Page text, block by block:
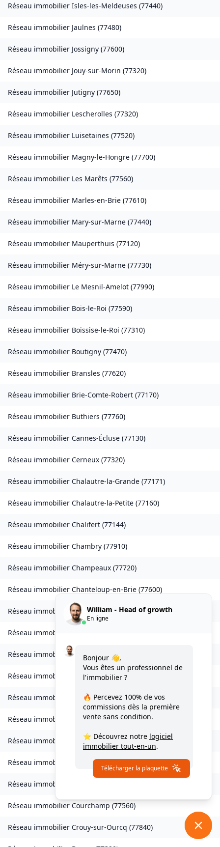
Réseau immobilier Isles-les-Meldeuses (77440)
Réseau immobilier Jaulnes (77480)
Réseau immobilier Jossigny (77600)
Réseau immobilier Jouy-sur-Morin (77320)
Réseau immobilier Jutigny (77650)
Réseau immobilier Lescherolles (77320)
Réseau immobilier Luisetaines (77520)
Réseau immobilier Magny-le-Hongre (77700)
Réseau immobilier Les Marêts (77560)
Réseau immobilier Marles-en-Brie (77610)
Réseau immobilier Mary-sur-Marne (77440)
Réseau immobilier Mauperthuis (77120)
Réseau immobilier Méry-sur-Marne (77730)
Réseau immobilier Le Mesnil-Amelot (77990)
Réseau immobilier Bois-le-Roi (77590)
Réseau immobilier Boissise-le-Roi (77310)
Réseau immobilier Boutigny (77470)
Réseau immobilier Bransles (77620)
Réseau immobilier Brie-Comte-Robert (77170)
Réseau immobilier Buthiers (77760)
Réseau immobilier Cannes-Écluse (77130)
Réseau immobilier Cerneux (77320)
Réseau immobilier Chalautre-la-Grande (77171)
Réseau immobilier Chalautre-la-Petite (77160)
Réseau immobilier Chalifert (77144)
Réseau immobilier Chambry (77910)
Réseau immobilier Champeaux (77720)
Réseau immobilier Chanteloup-en-Brie (77600)
Réseau immobilierLa Chapelle-Rablais (77370)
Réseau immobilierLes Chapelles-Bourbon(77610)
Réseau immobilierCharmentray(77410
Réseau immobilier Charny(77410)
Réseau immobilier Chessy(77700)
Réseau immobilier Combs-la-Ville (77380)
Réseau immobilier Compans(77290)
Réseau immobilier Condé-Sainte-Libiaire
Réseau immobilier
Réseau immobilier Courchamp (77560)
Réseau immobilier Crouy-sur-Ourcq (77840)
William - Head of growth
En ligne
Bonjour 👋,
Vous êtes un professionnel de
l'immobilier ?
🔥 Percevez 100% de vos
commissions dès la première
vente sans condition.
⭐ Découvrez notre logiciel
immobilier tout-en-un.
Télécharger la plaquette